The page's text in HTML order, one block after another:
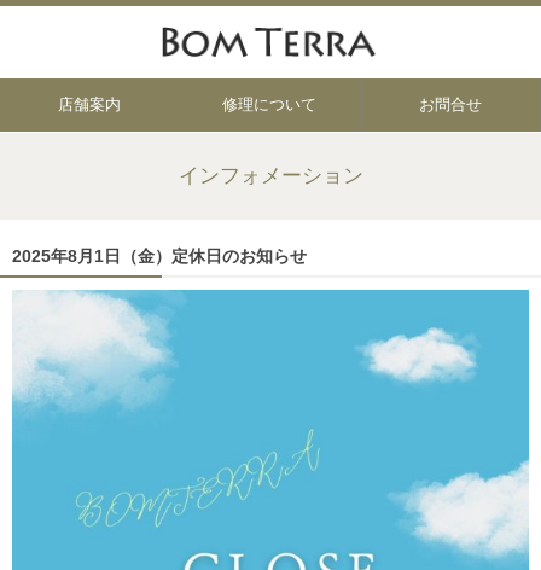
店舗案内 修理について お問合せ
インフォメーション
2025年8月1日（金）定休日のお知らせ